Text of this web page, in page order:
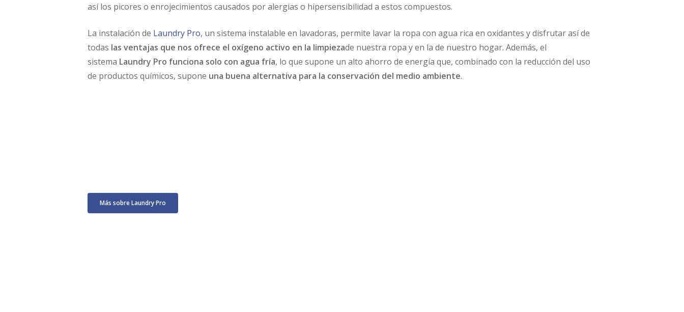
así los picores o enrojecimientos causados por alergias o hipersensibilidad a estos compuestos.
La instalación de Laundry Pro, un sistema instalable en lavadoras, permite lavar la ropa con agua rica en oxidantes y disfrutar así de
todas las ventajas que nos ofrece el oxígeno activo en la limpiezade nuestra ropa y en la de nuestro hogar. Además, el
sistema Laundry Pro funciona solo con agua fría, lo que supone un alto ahorro de energía que, combinado con la reducción del uso
de productos químicos, supone una buena alternativa para la conservación del medio ambiente.
Más sobre Laundry Pro